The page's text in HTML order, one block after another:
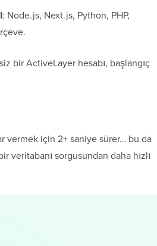
: Node.js, Next.js, Python, PHP,
bir ActiveLayer hesabı, başlangıç
vermek için 2+ saniye sürer… bu da
sorgusundan daha hızlı